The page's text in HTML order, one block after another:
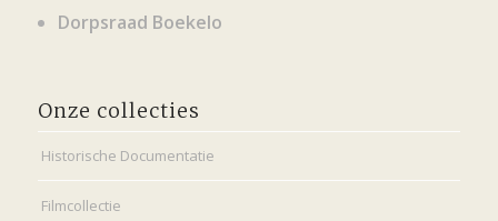
Dorpsraad Boekelo
Onze collecties
Historische Documentatie
Filmcollectie